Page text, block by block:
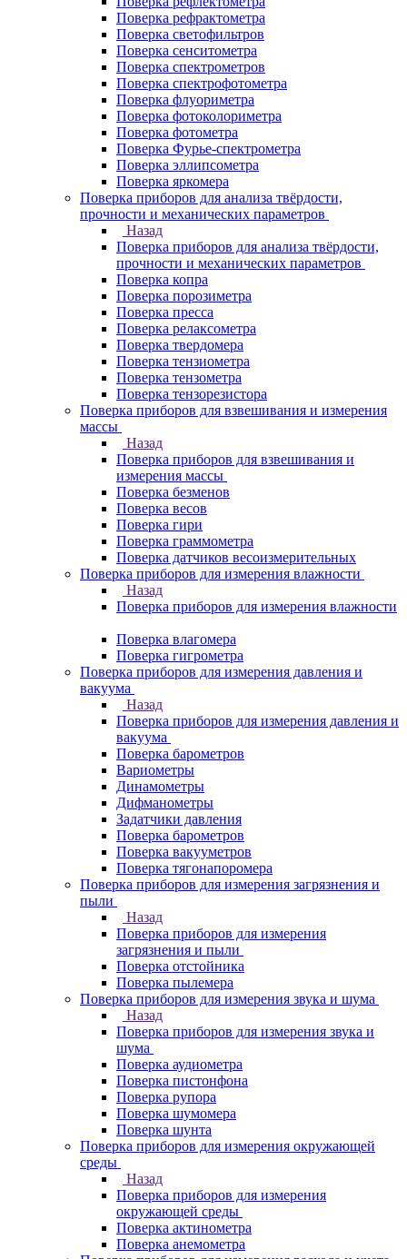
Поверка рефрактометра
Поверка светофильтров
Поверка сенситометра
Поверка спектрометров
Поверка спектрофотометра
Поверка флуориметра
Поверка фотоколориметра
Поверка фотометра
Поверка Фурье-спектрометра
Поверка эллипсометра
Поверка яркомера
Поверка приборов для анализа твёрдости,
прочности и механических параметров
Назад
Поверка приборов для анализа твёрдости,
прочности и механических параметров
Поверка копра
Поверка порозиметра
Поверка пресса
Поверка релаксометра
Поверка твердомера
Поверка тензиометра
Поверка тензометра
Поверка тензорезистора
Поверка приборов для взвешивания и измерения
массы
Назад
Поверка приборов для взвешивания и
измерения массы
Поверка безменов
Поверка весов
Поверка гири
Поверка граммометра
Поверка датчиков весоизмерительных
Поверка приборов для измерения влажности
Назад
Поверка приборов для измерения влажности
Поверка влагомера
Поверка гигрометра
Поверка приборов для измерения давления и
вакуума
Назад
Поверка приборов для измерения давления и
вакуума
Поверка барометров
Вариометры
Динамометры
Дифманометры
Задатчики давления
Поверка барометров
Поверка вакууметров
Поверка тягонапоромера
Поверка приборов для измерения загрязнения и
пыли
Назад
Поверка приборов для измерения
загрязнения и пыли
Поверка отстойника
Поверка пылемера
Поверка приборов для измерения звука и шума
Назад
Поверка приборов для измерения звука и
шума
Поверка аудиометра
Поверка пистонфона
Поверка рупора
Поверка шумомера
Поверка шунта
Поверка приборов для измерения окружающей
среды
Назад
Поверка приборов для измерения
окружающей среды
Поверка актинометра
Поверка анемометра